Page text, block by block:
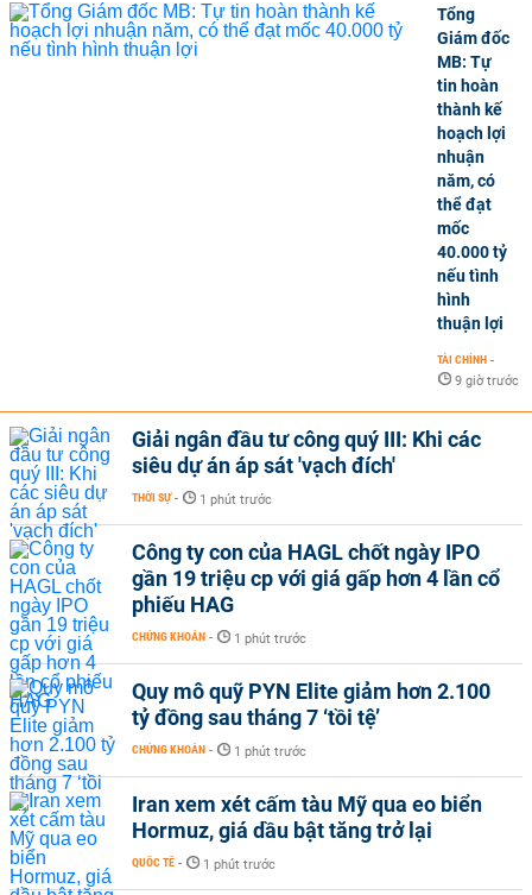
Tổng
Giám đốc
MB: Tự
tin hoàn
thành kế
hoạch lợi
nhuận
năm, có
thể đạt
mốc
40.000 tỷ
nếu tình
hình
thuận lợi
TÀI CHÍNH -
9 giờ trước
Giải ngân đầu tư công quý III: Khi các
siêu dự án áp sát 'vạch đích'
THỜI SỰ - 1 phút trước
Công ty con của HAGL chốt ngày IPO
gần 19 triệu cp với giá gấp hơn 4 lần cổ
phiếu HAG
CHỨNG KHOÁN - 1 phút trước
Quy mô quỹ PYN Elite giảm hơn 2.100
tỷ đồng sau tháng 7 ‘tồi tệ’
CHỨNG KHOÁN - 1 phút trước
Iran xem xét cấm tàu Mỹ qua eo biển
Hormuz, giá dầu bật tăng trở lại
QUỐC TẾ - 1 phút trước